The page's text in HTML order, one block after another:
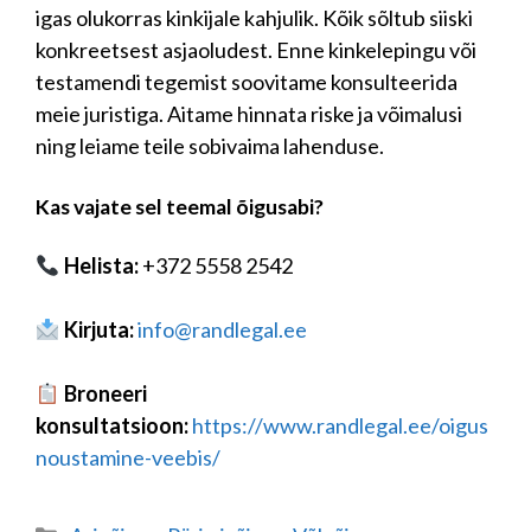
igas olukorras kinkijale kahjulik. Kõik sõltub siiski
konkreetsest asjaoludest. Enne kinkelepingu või
testamendi tegemist soovitame konsulteerida
meie juristiga. Aitame hinnata riske ja võimalusi
ning leiame teile sobivaima lahenduse.
Kas vajate sel teemal õigusabi?
Helista:+372 5558 2542
Kirjuta:info@randlegal.ee
Broneeri
konsultatsioon:https://www.randlegal.ee/oigus
noustamine-veebis/